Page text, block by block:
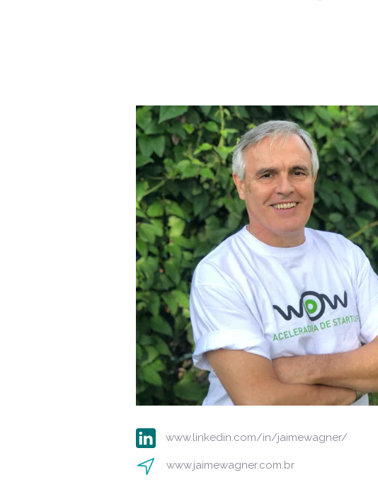
www.linkedin.com/in/jaimewagner/
www.jaimewagner.com.br